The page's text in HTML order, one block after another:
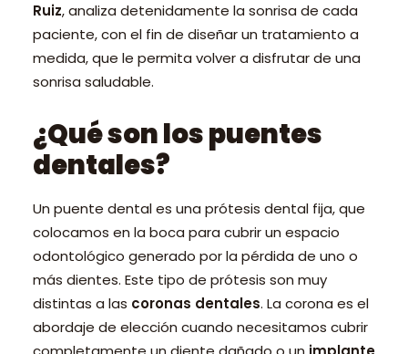
Ruiz, analiza detenidamente la sonrisa de cada
paciente, con el fin de diseñar un tratamiento a
medida, que le permita volver a disfrutar de una
sonrisa saludable.
¿Qué son los puentes
dentales?
Un puente dental es una prótesis dental fija, que
colocamos en la boca para cubrir un espacio
odontológico generado por la pérdida de uno o
más dientes. Este tipo de prótesis son muy
distintas a las coronas dentales. La corona es el
abordaje de elección cuando necesitamos cubrir